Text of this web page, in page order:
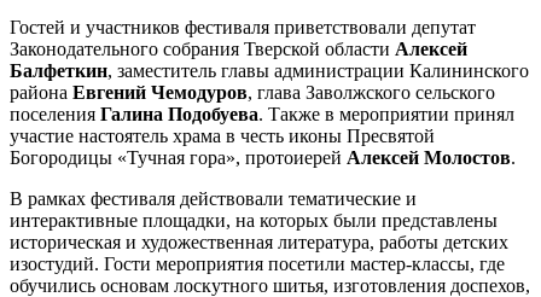
Гостей и участников фестиваля приветствовали депутат
Законодательного собрания Тверской области Алексей
Балфеткин, заместитель главы администрации Калининского
района Евгений Чемодуров, глава Заволжского сельского
поселения Галина Подобуева. Также в мероприятии принял
участие настоятель храма в честь иконы Пресвятой
Богородицы «Тучная гора», протоиерей Алексей Молостов.
В рамках фестиваля действовали тематические и
интерактивные площадки, на которых были представлены
историческая и художественная литература, работы детских
изостудий. Гости мероприятия посетили мастер-классы, где
обучились основам лоскутного шитья, изготовления доспехов,